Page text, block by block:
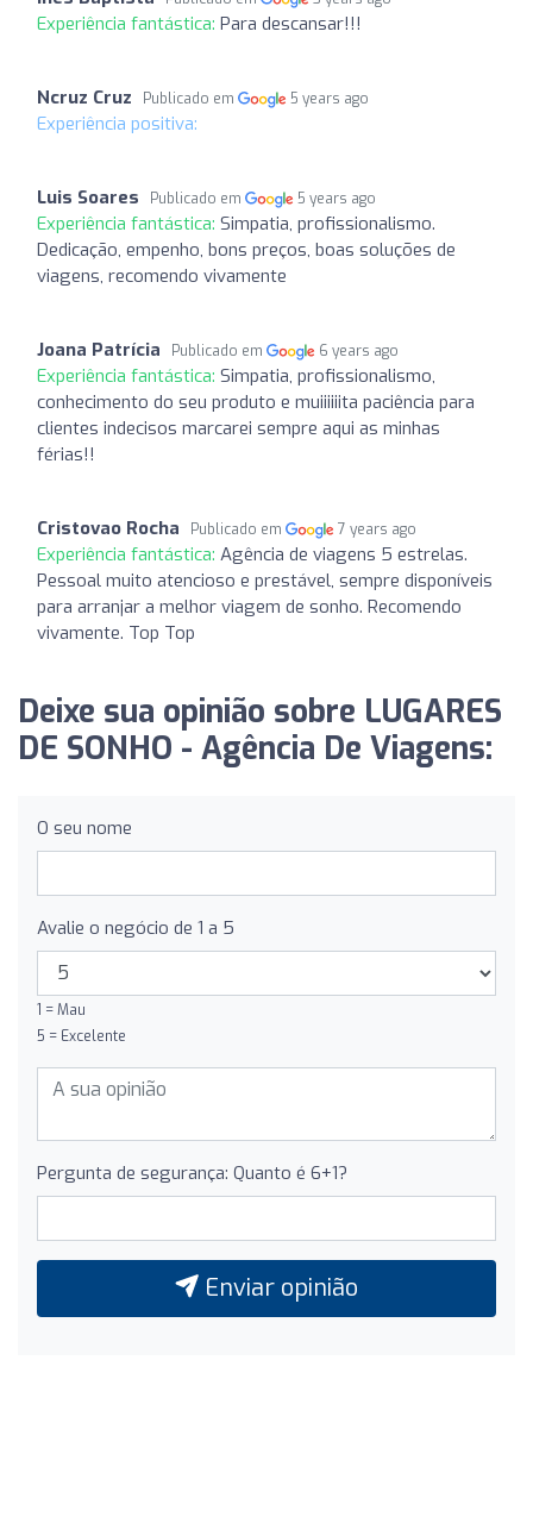
Experiência fantástica: Para descansar!!!
Ncruz Cruz Publicado em 5 years ago
Experiência positiva:
Luis Soares Publicado em 5 years ago
Experiência fantástica: Simpatia, profissionalismo.
Dedicação, empenho, bons preços, boas soluções de
viagens, recomendo vivamente
Joana Patrícia Publicado em 6 years ago
Experiência fantástica: Simpatia, profissionalismo,
conhecimento do seu produto e muiiiiiita paciência para
clientes indecisos marcarei sempre aqui as minhas
férias!!
Cristovao Rocha Publicado em 7 years ago
Experiência fantástica: Agência de viagens 5 estrelas.
Pessoal muito atencioso e prestável, sempre disponíveis
para arranjar a melhor viagem de sonho. Recomendo
vivamente. Top Top
Deixe sua opinião sobre LUGARES
DE SONHO - Agência De Viagens:
O seu nome
Avalie o negócio de 1 a 5
1 = Mau
5 = Excelente
Pergunta de segurança: Quanto é 6+1?
Enviar opinião